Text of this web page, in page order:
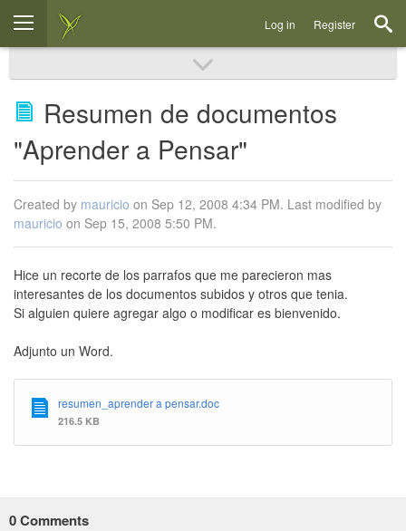
Log in Register
Resumen de documentos
"Aprender a Pensar"
Created by mauricio on Sep 12, 2008 4:34 PM. Last modified by
mauricio on Sep 15, 2008 5:50 PM.
Hice un recorte de los parrafos que me parecieron mas
interesantes de los documentos subidos y otros que tenia.
Si alguien quiere agregar algo o modificar es bienvenido.
Adjunto un Word.
resumen_aprender a pensar.doc
216.5 KB
0Comments